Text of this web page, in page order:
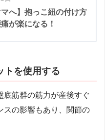
マへ】抱っこ紐の付け方
が楽になる！
トを使用する
筋群の筋力が産後すぐ
スの影響もあり、関節の